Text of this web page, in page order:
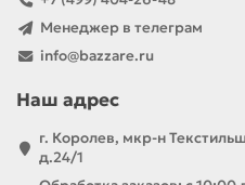
Менеджер в телеграм
info@bazzare.ru
Наш адрес
г. Королев, мкр-н
д.24/1